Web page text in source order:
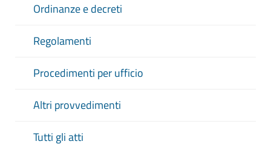
Ordinanze e decreti
Regolamenti
Procedimenti per ufficio
Altri provvedimenti
Tutti gli atti